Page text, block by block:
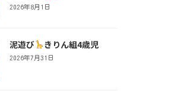
2026年8月1日
泥遊び きりん組4歳児
2026年7月31日